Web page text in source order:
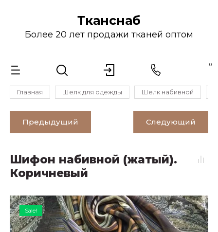
Тканснаб
Более 20 лет продажи тканей оптом
0
Главная Шелк для одежды Шелк набивной
Предыдущий Следующий
Шифон набивной (жатый).
Коричневый
Sale!